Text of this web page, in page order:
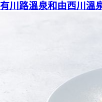
有川路溫泉和由西川溫